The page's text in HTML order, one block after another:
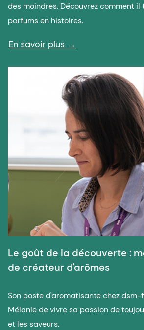
des moindres. Découvrez comment il
parfums en histoires.
En savoir plus →
Le goût de la découverte :
de créateur d'arômes
Son poste d'aromatisante chez
Mélanie de vivre sa passion de
et les saveurs.